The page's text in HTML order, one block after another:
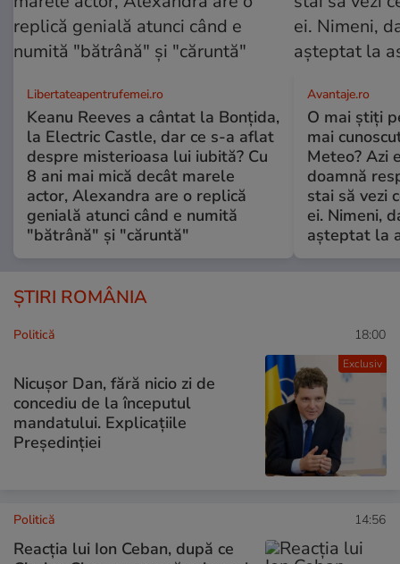
Libertateapentrufemei.ro
Keanu Reeves a cântat la Bonțida,
la Electric Castle, dar ce s-a aflat
despre misterioasa lui iubită? Cu
8 ani mai mică decât marele
actor, Alexandra are o replică
genială atunci când e numită
"bătrână" și "căruntă"
Avantaje.ro
O mai știți
mai
Meteo? Azi
doamnă
stai să vezi
ei. Nimeni,
așteptat la
ȘTIRI ROMÂNIA
Exclusiv
Politică 18:00
Nicușor Dan, fără nicio zi de
concediu de la începutul
mandatului. Explicațiile
Președinției
Politică 14:56
Reacția lui Ion Ceban, după ce